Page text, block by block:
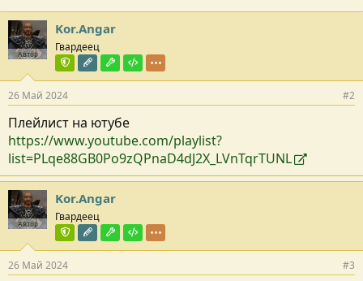
Автор
Kor.Angar
Гвардеец
Команда форума
Редактор раздела
Модостроитель
Тестировщик
26 Май 2024 #2
Плейлист на ютубе
https://www.youtube.com/playlist?
list=PLqe88GB0Po9zQPnaD4dJ2X_LVnTqrTUNL
Автор
Kor.Angar
Гвардеец
Команда форума
Редактор раздела
Модостроитель
Тестировщик
26 Май 2024 #3